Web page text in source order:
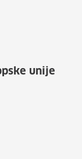
unije